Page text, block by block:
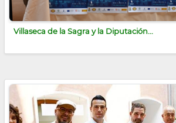
Villaseca de la Sagra y la Diputación...